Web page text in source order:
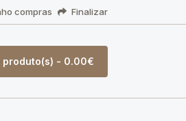
compras Finalizar
produto(s) - 0.00€